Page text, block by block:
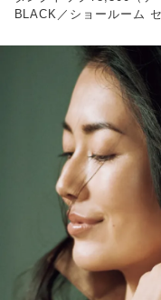
BLACK／ショールーム